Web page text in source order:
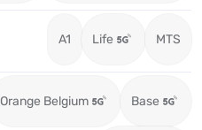
A1 Life MTS
Orange Belgium Base